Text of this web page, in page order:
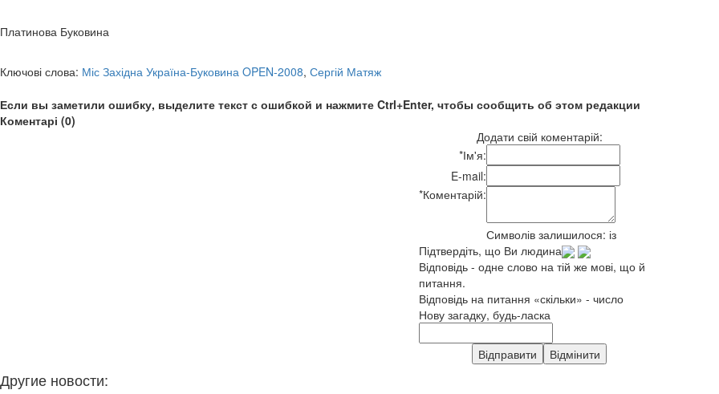
Платинова Буковина
Ключові слова: Міс Західна Україна-Буковина OPEN-2008, Сергій Матяж
Если вы заметили ошибку, выделите текст с ошибкой и нажмите Ctrl+Enter, чтобы сообщить об этом редакции
Коментарі (0)
Додати свій коментарій:
*Ім'я:
E-mail:
*Коментарій:
Символів залишилося: із
Підтвердіть, що Ви людина
Відповідь - одне слово на тій же мові, що й
питання.
Відповідь на питання «скільки» - число
Нову загадку, будь-ласка
Другие новости: